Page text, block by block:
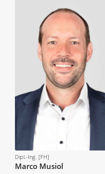
Dipl.-Ing. [FH]
Marco Musiol